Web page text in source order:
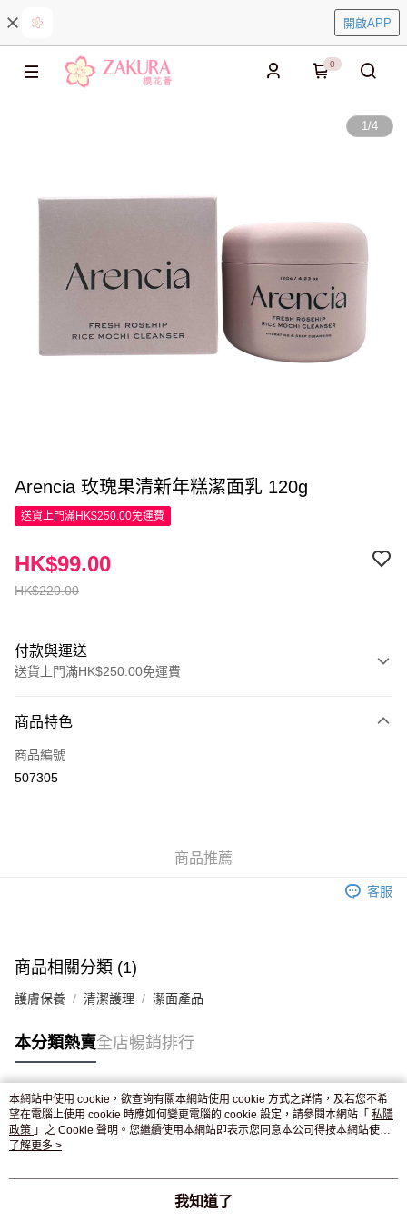
開啟APP
0
1/4
Arencia 玫瑰果清新年糕潔面乳 120g
送貨上門滿HK$250.00免運費
HK$220.00
HK$99.00
付款與運送
送貨上門滿HK$250.00免運費
信用卡
Apple Pay
商品特色
商品編號
507305
商品推薦
客服
商品相關分類 (1)
護膚保養 清潔護理 潔面產品
本分類熱賣全店暢銷排行
熱門標籤
熱銷排行
本網站中使用 cookie，欲查詢有關本網站使用 cookie 方式之詳情，及若您不希
望在電腦上使用 cookie 時應如何變更電腦的 cookie 設定，請參閱本網站「 私隱
政策 」之 Cookie 聲明。您繼續使用本網站即表示您同意本公司得按本網站使用
條款之 Cookie 聲明使用 cookie。
了解更多 >
我知道了